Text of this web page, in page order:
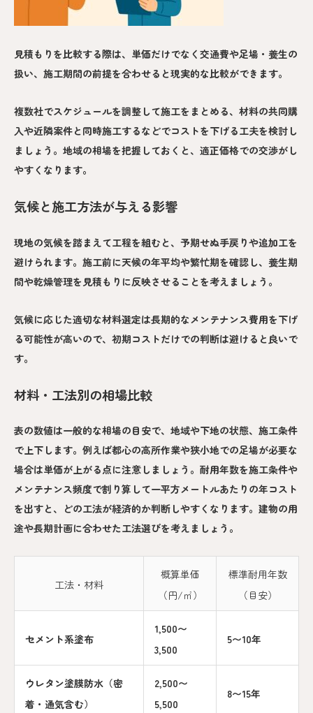
見積もりを比較する際は、単価だけでなく交通費や足場・養生の
扱い、施工期間の前提を合わせると現実的な比較ができます。
複数社でスケジュールを調整して施工をまとめる、材料の共同購
入や近隣案件と同時施工するなどでコストを下げる工夫を検討し
ましょう。地域の相場を把握しておくと、適正価格での交渉がし
やすくなります。
気候と施工方法が与える影響
現地の気候を踏まえて工程を組むと、予期せぬ手戻りや追加工を
避けられます。施工前に天候の年平均や繁忙期を確認し、養生期
間や乾燥管理を見積もりに反映させることを考えましょう。
気候に応じた適切な材料選定は長期的なメンテナンス費用を下げ
る可能性が高いので、初期コストだけでの判断は避けると良いで
す。
材料・工法別の相場比較
表の数値は一般的な相場の目安で、地域や下地の状態、施工条件
で上下します。例えば都心の高所作業や狭小地での足場が必要な
場合は単価が上がる点に注意しましょう。耐用年数を施工条件や
メンテナンス頻度で割り算して一平方メートルあたりの年コスト
を出すと、どの工法が経済的か判断しやすくなります。建物の用
途や長期計画に合わせた工法選びを考えましょう。
工法・材料
概算単価
（円/㎡）
標準耐用年数
（目安）
セメント系塗布
1,500〜
3,500
5〜10年
ウレタン塗膜防水（密
着・通気含む）
2,500〜
5,500
8〜15年